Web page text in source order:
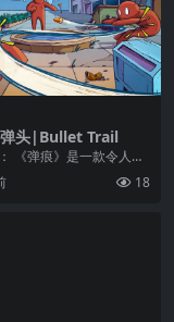
头|Bullet Trail
《弹痕》是一款令人惊
动作游戏，你需要将子
标才能获...
18